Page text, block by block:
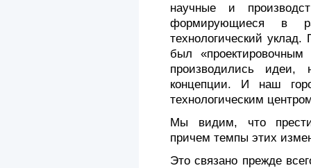
научные и
формирующиеся в
технологический
был
производились идеи,
концепции. И наш
технологическим
Мы видим, что
причем темпы этих
Это связано прежде